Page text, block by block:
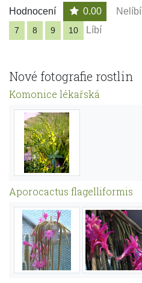
Hodnocení 0.00 Nelíbí
7
8 9 10 Líbí
Nové fotografie rostlin
Komonice lékařská
Aporocactus flagelliformis